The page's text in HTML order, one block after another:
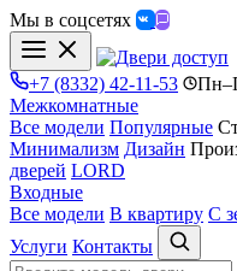
Мы в соцсетях
+7 (8332) 42-11-53
Межкомнатные
Все модели Популярные
Минимализм Дизайн
дверей LORD
Входные
Все модели В квартиру С
Услуги Контакты